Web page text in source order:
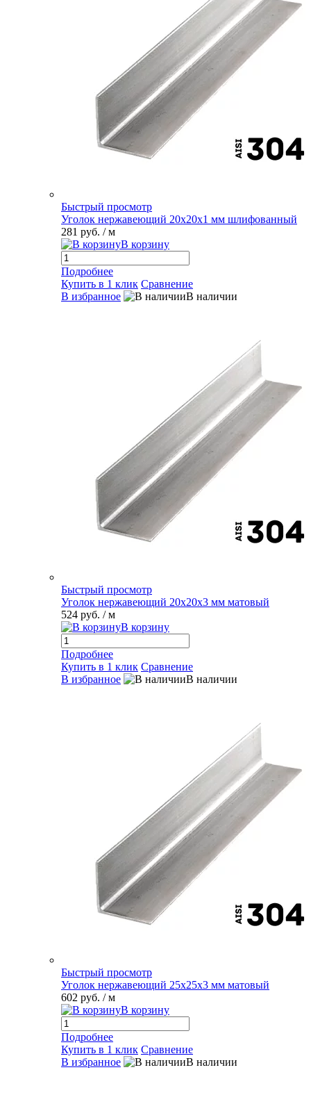
Быстрый просмотр
Уголок нержавеющий 20х20х1 мм шлифованный
281 руб. / м
В корзину
Подробнее
Купить в 1 клик Сравнение
В избранное
В наличии
Быстрый просмотр
Уголок нержавеющий 20х20х3 мм матовый
524 руб. / м
В корзину
Подробнее
Купить в 1 клик Сравнение
В избранное
В наличии
Быстрый просмотр
Уголок нержавеющий 25х25х3 мм матовый
602 руб. / м
В корзину
Подробнее
Купить в 1 клик Сравнение
В избранное
В наличии